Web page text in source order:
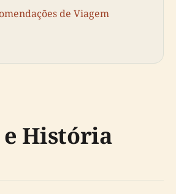
de Viagem
e História